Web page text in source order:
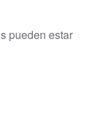
pueden estar